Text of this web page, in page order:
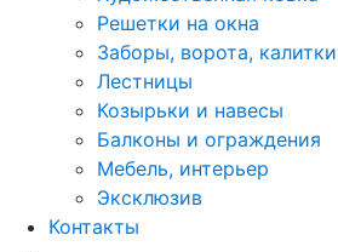
Решетки на окна
Заборы, ворота, калитки
Лестницы
Козырьки и навесы
Балконы и ограждения
Мебель, интерьер
Эксклюзив
Контакты